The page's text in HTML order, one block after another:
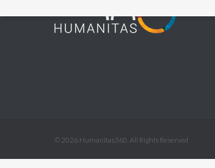
© 2026 Humanitas360. All Rights Reserved